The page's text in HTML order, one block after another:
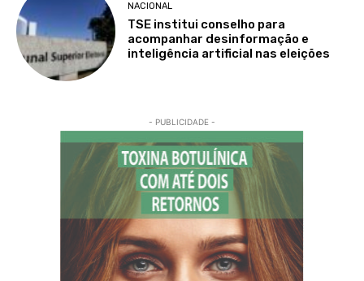
NACIONAL
TSE institui conselho para
acompanhar desinformação e
inteligência artificial nas eleições
- PUBLICIDADE -